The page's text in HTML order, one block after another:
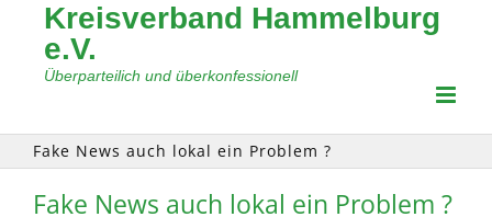
Kreisverband Hammelburg
e.V.
Überparteilich und überkonfessionell
Fake News auch lokal ein Problem ?
Fake News auch lokal ein Problem ?